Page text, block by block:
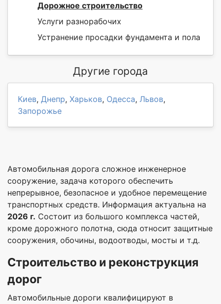
Дорожное строительство
Услуги разнорабочих
Устранение просадки фундамента и пола
Другие города
Киев, Днепр, Харьков, Одесса, Львов,
Запорожье
Автомобильная дорога сложное инженерное
сооружение, задача которого обеспечить
непрерывное, безопасное и удобное перемещение
транспортных средств. Информация актуальна на
2026 г. Состоит из большого комплекса частей,
кроме дорожного полотна, сюда относит защитные
сооружения, обочины, водоотводы, мосты и т.д.
Строительство и реконструкция
дорог
Автомобильные дороги квалифицируют в